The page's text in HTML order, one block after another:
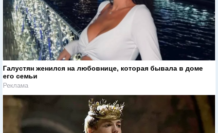
Галустян женился на любовнице, которая бывала в доме
его семьи
Реклама